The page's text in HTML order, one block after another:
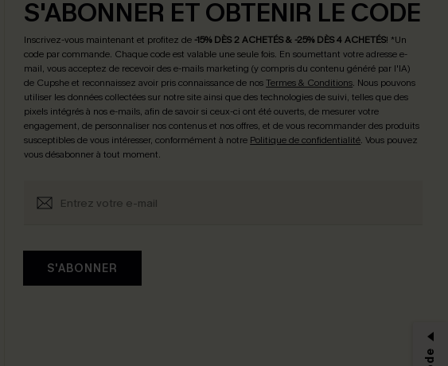
S'ABONNER ET OBTENIR LE CODE
Inscrivez-vous maintenant et profitez de -15% DÈS 2 ACHETÉS & -25% DÈS 4 ACHETÉS! *Un
code par commande. Chaque code est valable une seule fois. En soumettant votre adresse e-
mail, vous acceptez de recevoir des e-mails marketing (y compris du contenu généré par l'IA)
de Cupshe et reconnaissez avoir pris connaissance de nosTermes & Conditions. Nous pouvons
utiliser les données collectées sur notre site ainsi que des technologies de suivi, telles que des
pixels intégrés à nos e-mails, afin de savoir si ceux-ci ont été ouverts, de mesurer votre
engagement, de personnaliser nos contenus et nos offres, et de vous recommander des produits
susceptibles de vous intéresser, conformément à notre Politique de confidentialité. Vous pouvez
vous désabonner à tout moment.
S'ABONNER